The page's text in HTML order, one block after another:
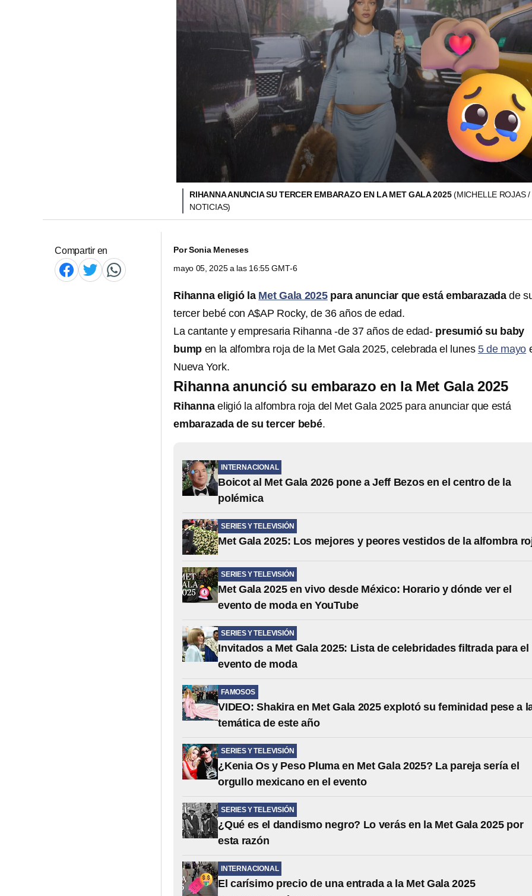
RIHANNA ANUNCIA SU TERCER EMBARAZO EN LA MET GALA 2025(MICHELLE ROJAS /
NOTICIAS)
Compartir en PorSonia Meneses
mayo 05, 2025 a las 16:55 GMT-6
Rihanna eligió la Met Gala 2025para anunciar que está embarazada de
tercer bebé con A$AP Rocky, de 36 años de edad.
La cantante y empresaria Rihanna -de 37 años de edad- presumió su baby
bump en la alfombra roja de la Met Gala 2025, celebrada el lunes 5 de mayo
Nueva York.
Rihanna anunció su embarazo en la Met Gala 2025
Rihannaeligió la alfombra roja del Met Gala 2025 para anunciar que está
embarazada de su tercer bebé.
INTERNACIONAL
Boicot al Met Gala 2026 pone a Jeff Bezos en el centro de la
polémica
SERIES Y TELEVISIÓN
Met Gala 2025: Los mejores y peores vestidos de la alfombra
SERIES Y TELEVISIÓN
Met Gala 2025 en vivo desde México: Horario y dónde ver el
evento de moda en YouTube
SERIES Y TELEVISIÓN
Invitados a Met Gala 2025: Lista de celebridades filtrada para el
evento de moda
FAMOSOS
VIDEO: Shakira en Met Gala 2025 explotó su feminidad pese a
temática de este año
SERIES Y TELEVISIÓN
¿Kenia Os y Peso Pluma en Met Gala 2025? La pareja sería el
orgullo mexicano en el evento
SERIES Y TELEVISIÓN
¿Qué es el dandismo negro? Lo verás en la Met Gala 2025 por
esta razón
INTERNACIONAL
El carísimo precio de una entrada a la Met Gala 2025